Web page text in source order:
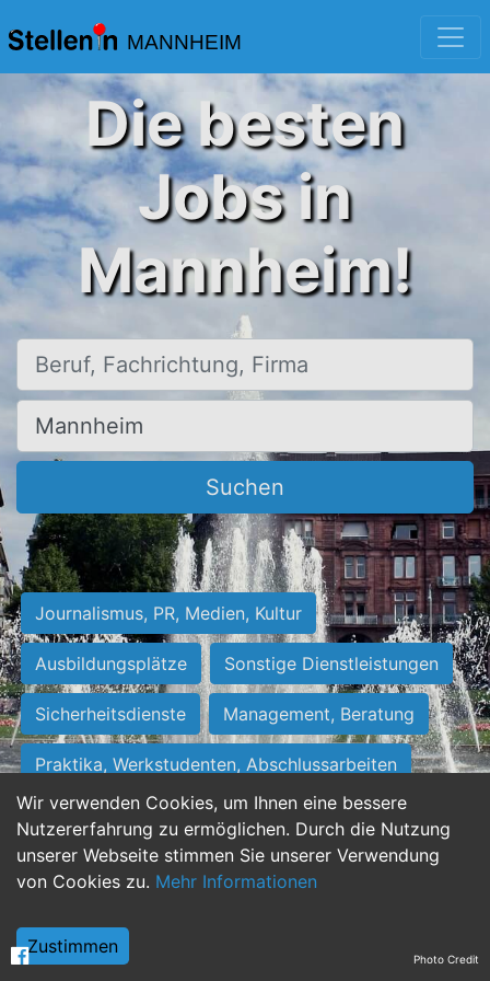
MANNHEIM
Wir verwenden Cookies, um Ihnen eine bessere
Nutzererfahrung zu ermöglichen. Durch die Nutzung
unserer Webseite stimmen Sie unserer Verwendung
von Cookies zu. Mehr Informationen
Zustimmen
Die besten
Jobs in
Mannheim!
Beruf, Fachrichtung, Firma
Ort, Stadt
Suchen
Journalismus, PR, Medien, Kultur
Ausbildungsplätze Sonstige Dienstleistungen
Sicherheitsdienste Management, Beratung
Praktika, Werkstudenten, Abschlussarbeiten
Personalwesen Assistenz, Sekretariat
Hilfskräfte, Aushilfs- und Nebenjobs
Weiterbildung, Studium, duale Ausbildung Photo Credit